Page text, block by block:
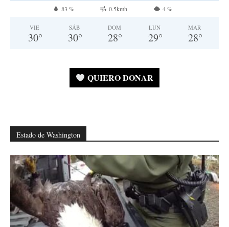
83 % 0.5kmh 4 %
VIE
30°
SÁB
30°
DOM
28°
LUN
29°
MAR
28°
QUIERO DONAR
Estado de Washington